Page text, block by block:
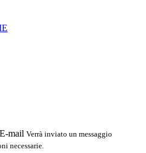
E-mail Verrà inviato un messaggio
necessarie.